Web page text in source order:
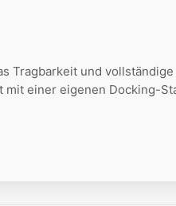
Tragbarkeit und
mit einer eigenen Docking-